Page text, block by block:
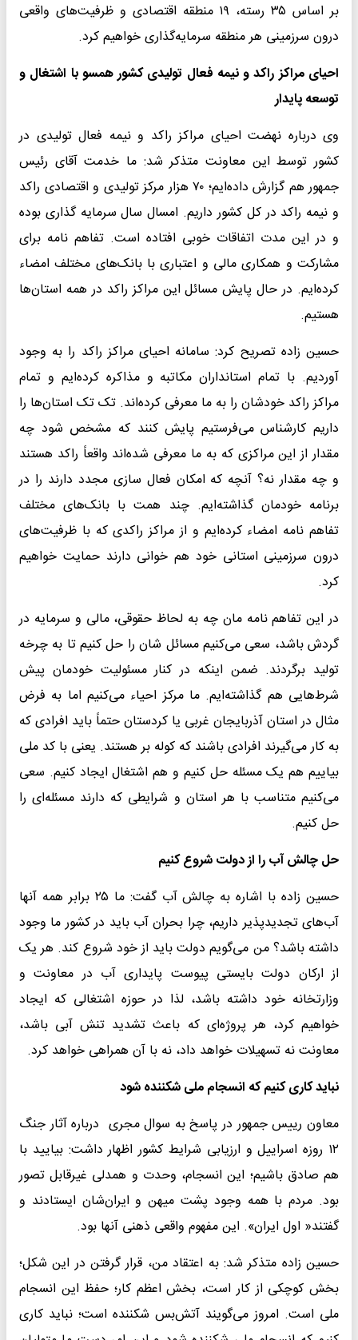
بر اساس ۳۵ رسته، ۱۹ منطقه اقتصادی و ظرفیت‌های واقعی
درون سرزمینی هر منطقه سرمایه‌گذاری خواهیم کرد.
احیای مراکز راکد و نیمه فعال تولیدی کشور همسو با اشتغال و
توسعه پایدار
وی درباره نهضت احیای مراکز راکد و نیمه فعال تولیدی در
کشور توسط این معاونت متذکر شد: ما خدمت آقای رئیس
جمهور هم گزارش داده‌ایم؛ ۷۰ هزار مرکز تولیدی و اقتصادی راکد
و نیمه راکد در کل کشور داریم. امسال سال سرمایه گذاری بوده
و در این مدت اتفاقات خوبی افتاده است. تفاهم نامه برای
مشارکت و همکاری مالی و اعتباری با بانک‌های مختلف امضاء
کرده‌ایم. در حال پایش مسائل این مراکز راکد در همه استان‌ها
هستیم.
حسین زاده تصریح کرد: سامانه احیای مراکز راکد را به وجود
آوردیم. با تمام استانداران مکاتبه و مذاکره کرده‌ایم و تمام
مراکز راکد خودشان را به ما معرفی کرده‌اند. تک تک استان‌ها را
داریم کارشناس می‌فرستیم پایش کنند که مشخص شود چه
مقدار از این مراکزی که به ما معرفی شده‌اند واقعاً راکد هستند
و چه مقدار نه؟ آنچه که امکان فعال سازی مجدد دارند را در
برنامه خودمان گذاشته‌ایم. چند همت با بانک‌های مختلف
تفاهم نامه امضاء کرده‌ایم و از مراکز راکدی که با ظرفیت‌های
درون سرزمینی استانی خود هم خوانی دارند حمایت خواهیم
کرد.
در این تفاهم نامه مان چه به لحاظ حقوقی، مالی و سرمایه در
گردش باشد، سعی می‌کنیم مسائل شان را حل کنیم تا به چرخه
تولید برگردند. ضمن اینکه در کنار مسئولیت خودمان پیش
شرط‌هایی هم گذاشته‌ایم. ما مرکز احیاء می‌کنیم اما به فرض
مثال در استان آذربایجان غربی یا کردستان حتماً باید افرادی که
به کار می‌گیرند افرادی باشند که کوله بر هستند. یعنی با کد ملی
بیاییم هم یک مسئله حل کنیم و هم اشتغال ایجاد کنیم. سعی
می‌کنیم متناسب با هر استان و شرایطی که دارند مسئله‌ای را
حل کنیم.
حل چالش آب را از دولت شروع کنیم
حسین زاده با اشاره به چالش آب گفت: ما ۲۵ برابر همه آنها
آب‌های تجدیدپذیر داریم، چرا بحران آب باید در کشور ما وجود
داشته باشد؟ من می‌گویم دولت باید از خود شروع کند. هر یک
از ارکان دولت بایستی پیوست پایداری آب در معاونت و
وزارتخانه خود داشته باشد، لذا در حوزه اشتغالی که ایجاد
خواهیم کرد، هر پروژه‌ای که باعث تشدید تنش آبی باشد،
معاونت نه تسهیلات خواهد داد، نه با آن همراهی خواهد کرد.
نباید کاری کنیم که انسجام ملی شکننده شود
معاون رییس جمهور در پاسخ به سوال مجری درباره آثار جنگ
۱۲ روزه اسراییل و ارزیابی شرایط کشور اظهار داشت: بیایید با
هم صادق باشیم؛ این انسجام، وحدت و همدلی غیرقابل تصور
بود. مردم با همه وجود پشت میهن و ایران‌شان ایستادند و
گفتند« اول ایران». این مفهوم واقعی ذهنی آنها بود.
حسین زاده متذکر شد: به اعتقاد من، قرار گرفتن در این شکل؛
بخش کوچکی از کار است، بخش اعظم کار؛ حفظ این انسجام
ملی است. امروز می‌گویند آتش‌بس شکننده است؛ نباید کاری